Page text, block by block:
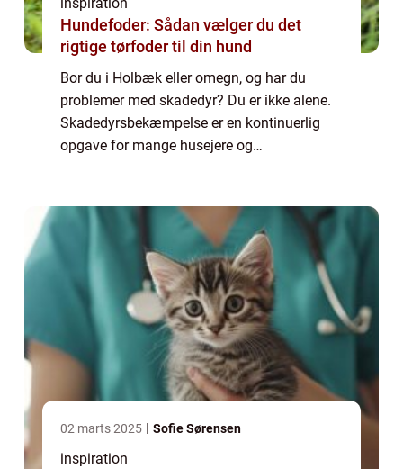
Hundefoder: Sådan vælger du det
rigtige tørfoder til din hund
Bor du i Holbæk eller omegn, og har du
problemer med skadedyr? Du er ikke alene.
Skadedyrsbekæmpelse er en kontinuerlig
opgave for mange husejere og
uønskede gæster ...
02 marts 2025 Sofie Sørensen
inspiration